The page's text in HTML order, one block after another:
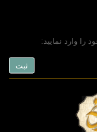
را وارد نمایید: